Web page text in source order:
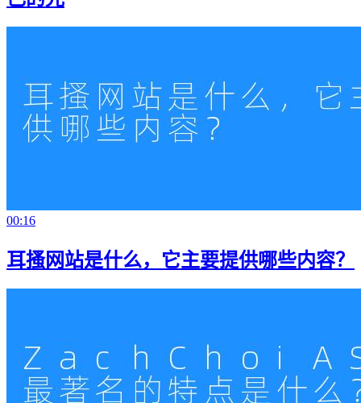
00:16
耳搔网站是什么，它主要提供哪些内容？